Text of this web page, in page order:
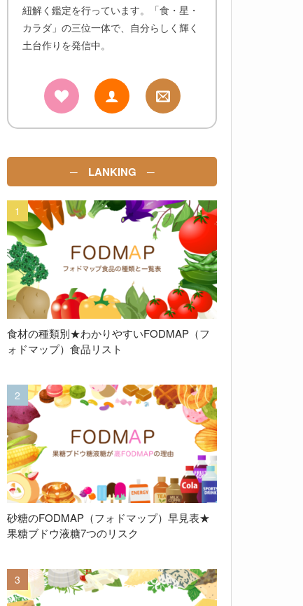
紐解く鑑定を行っています。「食・星・
カラダ」の三位一体で、自分らしく輝く
土台作りを発信中。
─ LANKING ─
食材の種類別★わかりやすいFODMAP（フ
ォドマップ）食品リスト
砂糖のFODMAP（フォドマップ）早見表★
果糖ブドウ液糖7つのリスク